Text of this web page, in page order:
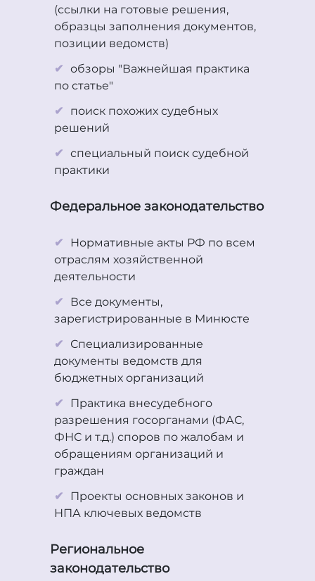
(ссылки на готовые решения,
образцы заполнения документов,
позиции ведомств)
обзоры "Важнейшая практика
по статье"
поиск похожих судебных
решений
специальный поиск судебной
практики
Федеральное законодательство
Нормативные акты РФ по всем
отраслям хозяйственной
деятельности
Все документы,
зарегистрированные в Минюсте
Специализированные
документы ведомств для
бюджетных организаций
Практика внесудебного
разрешения госорганами (ФАС,
ФНС и т.д.) споров по жалобам и
обращениям организаций и
граждан
Проекты основных законов и
НПА ключевых ведомств
Региональное
законодательство